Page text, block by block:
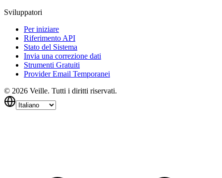
Sviluppatori
Per iniziare
Riferimento API
Stato del Sistema
Invia una correzione dati
Strumenti Gratuiti
Provider Email Temporanei
© 2026 Veille. Tutti i diritti riservati.